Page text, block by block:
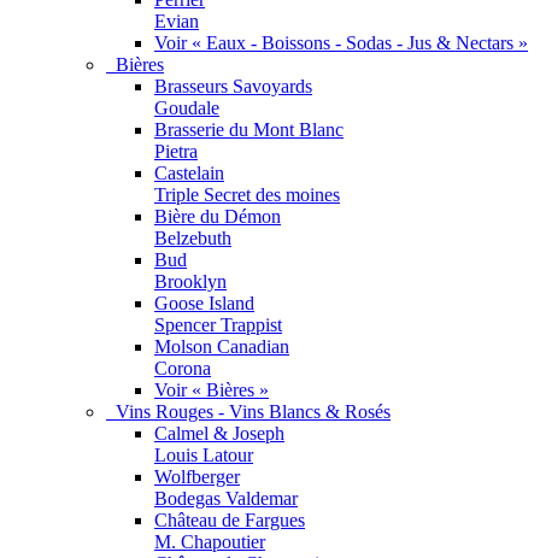
Evian
Voir « Eaux - Boissons - Sodas - Jus & Nectars »
Bières
Brasseurs Savoyards
Goudale
Brasserie du Mont Blanc
Pietra
Castelain
Triple Secret des moines
Bière du Démon
Belzebuth
Bud
Brooklyn
Goose Island
Spencer Trappist
Molson Canadian
Corona
Voir « Bières »
Vins Rouges - Vins Blancs & Rosés
Calmel & Joseph
Louis Latour
Wolfberger
Bodegas Valdemar
Château de Fargues
M. Chapoutier